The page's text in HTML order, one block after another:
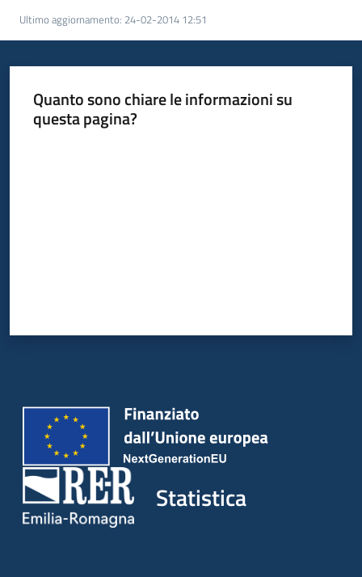
Seguici
su
Ultimo aggiornamento: 24-02-2014 12:51
Quanto sono chiare le informazioni su
questa pagina?
Statistica